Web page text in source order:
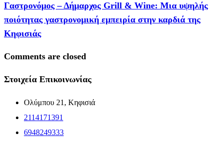
Γαστρονόμος – Δήμαρχος Grill & Wine: Μια υψηλής
ποιότητας γαστρονομική εμπειρία στην καρδιά της
Κηφισιάς
Comments are closed
Στοιχεία Επικοινωνίας
Ολύμπου 21, Κηφισιά
2114171391
6948249333